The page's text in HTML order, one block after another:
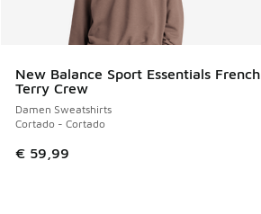
New Balance Sport Essentials French
Terry Crew
Damen Sweatshirts
Cortado - Cortado
€ 59,99